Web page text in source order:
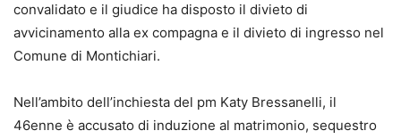
convalidato e il giudice ha disposto il divieto di
avvicinamento alla ex compagna e il divieto di ingresso nel
Comune di Montichiari.
Nell’ambito dell’inchiesta del pm Katy Bressanelli, il
46enne è accusato di induzione al matrimonio, sequestro